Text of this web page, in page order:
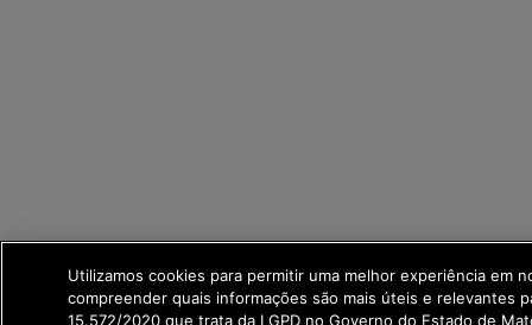
Utilizamos cookies para permitir uma melhor experiência em
compreender quais informações são mais úteis e relevantes
15.572/2020 que trata da LGPD no Governo do Estado de